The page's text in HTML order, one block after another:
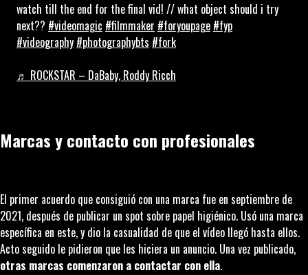
watch till the end for the final vid! // what object should i try
next?? #videomagic #filmmaker #foryoupage #fyp
#videography #photographybts #fork
♬ ROCKSTAR – DaBaby, Roddy Ricch
Marcas y contacto con profesionales
El primer acuerdo que consiguió con una marca fue en septiembre de
2021, después de publicar un spot sobre papel higiénico. Usó una marca
específica en este, y dio la casualidad de que el vídeo llegó hasta ellos.
Acto seguido le pidieron que les hiciera un anuncio. Una vez publicado,
otras marcas comenzaron a contactar con ella.